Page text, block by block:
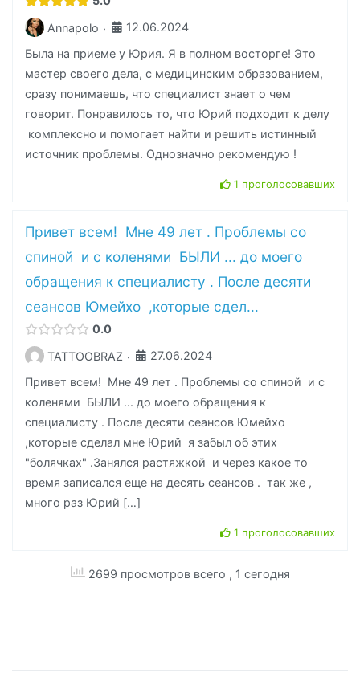
Annapolo ·
12.06.2024
Была на приеме у Юрия. Я в полном восторге! Это
мастер своего дела, с медицинским образованием,
сразу понимаешь, что специалист знает о чем
говорит. Понравилось то, что Юрий подходит к делу
комплексно и помогает найти и решить истинный
источник проблемы. Однозначно рекомендую !
1 проголосовавших
Привет всем! Мне 49 лет . Проблемы со
спиной и с коленями БЫЛИ ... до моего
обращения к специалисту . После десяти
сеансов Юмейхо ,которые сдел...
0.0
TATTOOBRAZ ·
27.06.2024
Привет всем! Мне 49 лет . Проблемы со спиной и с
коленями БЫЛИ ... до моего обращения к
специалисту . После десяти сеансов Юмейхо
,которые сделал мне Юрий я забыл об этих
"болячках" .Занялся растяжкой и через какое то
время записался еще на десять сеансов . так же ,
много раз Юрий […]
1 проголосовавших
2699 просмотров всего , 1 сегодня